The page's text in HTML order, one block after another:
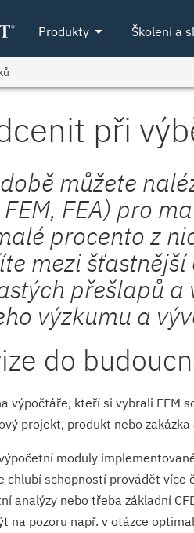
Produktyarrow_drop_down Školení a
při
můžete
FEM, FEA) pro
procento z
mezi
přešlapů
výzkumu a
do
výpočtáře, kteří si vybrali
projekt, produkt nebo
moduly
chlubí schopností provádět více
analýzy nebo třeba základní
na pozoru např. v otázce